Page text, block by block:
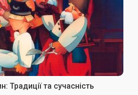
Традиції та сучасність